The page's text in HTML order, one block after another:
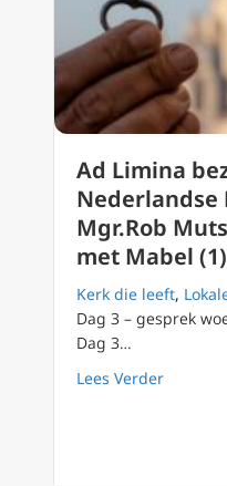
Ad Limina
Nederlandse
Mgr.Rob
met Mabel (1)
Kerk die leeft,
Dag 3 – gesprek
Dag 3…
Lees Verderabout